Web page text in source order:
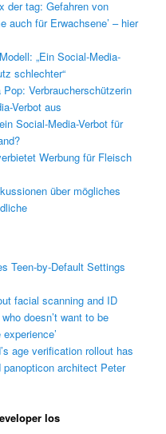
der tag: Gefahren von
auch für Erwachsene’ – hier
„Ein Social-Media-
schlechter“
Pop: Verbraucherschützerin
Verbot aus
Social-Media-Verbot für
Werbung für Fleisch
über mögliches
Teen-by-Default Settings
facial scanning and ID
doesn’t want to be
age verification rollout has
architect Peter
los